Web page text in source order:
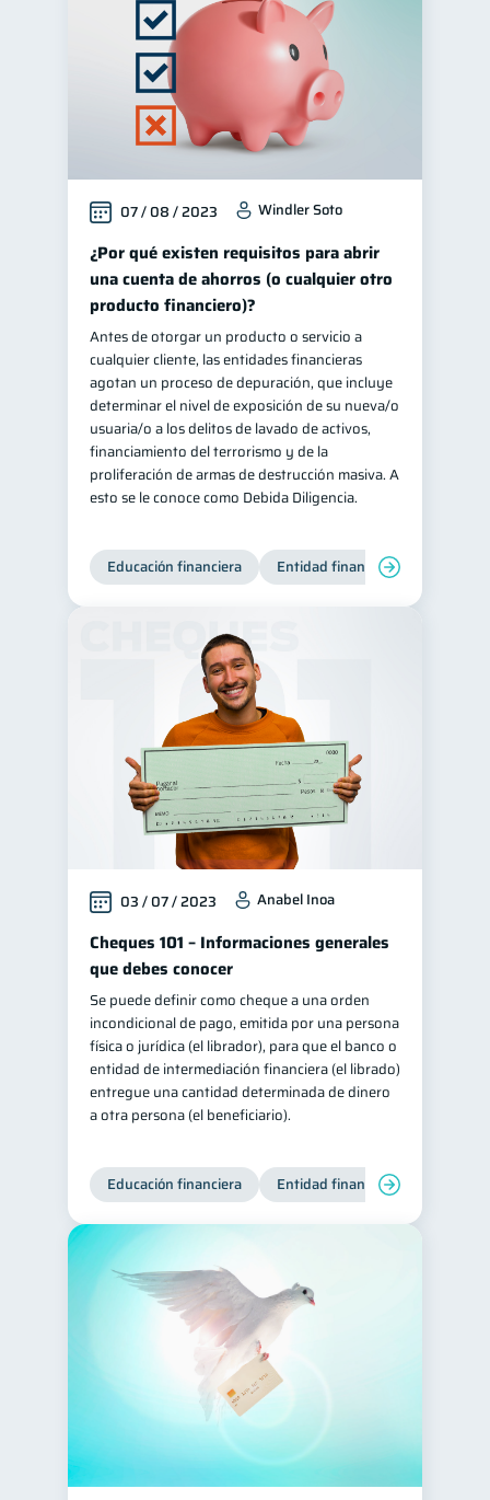
07 / 08 / 2023 Windler Soto
¿Por qué existen requisitos para abrir
una cuenta de ahorros (o cualquier otro
producto financiero)?
Antes de otorgar un producto o servicio a
cualquier cliente, las entidades financieras
agotan un proceso de depuración, que incluye
determinar el nivel de exposición de su nueva/o
usuaria/o a los delitos de lavado de activos,
financiamiento del terrorismo y de la
proliferación de armas de destrucción masiva. A
esto se le conoce como Debida Diligencia.
Educación financiera Entidad financiera
03 / 07 / 2023 Anabel Inoa
Cheques 101 – Informaciones generales
que debes conocer
Se puede definir como cheque a una orden
incondicional de pago, emitida por una persona
física o jurídica (el librador), para que el banco o
entidad de intermediación financiera (el librado)
entregue una cantidad determinada de dinero
a otra persona (el beneficiario).
Educación financiera Entidad financiera